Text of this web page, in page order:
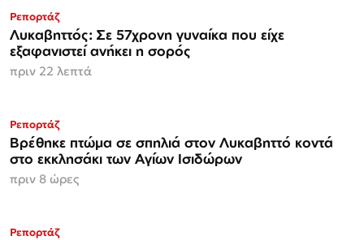
Ρεπορτάζ
Λυκαβηττός: Σε 57χρονη γυναίκα που είχε
εξαφανιστεί ανήκει η σορός
πριν 22 λεπτά
Ρεπορτάζ
Βρέθηκε πτώμα σε σπηλιά στον Λυκαβηττό κοντά
στο εκκλησάκι των Αγίων Ισιδώρων
πριν 8 ώρες
Ρεπορτάζ